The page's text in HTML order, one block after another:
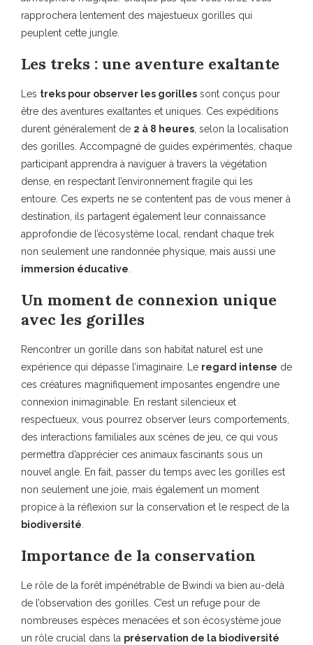
rapprochera lentement des majestueux gorilles qui
peuplent cette jungle.
Les treks : une aventure exaltante
Les treks pour observer les gorilles sont conçus pour
être des aventures exaltantes et uniques. Ces expéditions
durent généralement de 2 à 8 heures, selon la localisation
des gorilles. Accompagné de guides expérimentés, chaque
participant apprendra à naviguer à travers la végétation
dense, en respectant l’environnement fragile qui les
entoure. Ces experts ne se contentent pas de vous mener à
destination, ils partagent également leur connaissance
approfondie de l’écosystème local, rendant chaque trek
non seulement une randonnée physique, mais aussi une
immersion éducative.
Un moment de connexion unique
avec les gorilles
Rencontrer un gorille dans son habitat naturel est une
expérience qui dépasse l’imaginaire. Le regard intense de
ces créatures magnifiquement imposantes engendre une
connexion inimaginable. En restant silencieux et
respectueux, vous pourrez observer leurs comportements,
des interactions familiales aux scènes de jeu, ce qui vous
permettra d’apprécier ces animaux fascinants sous un
nouvel angle. En fait, passer du temps avec les gorilles est
non seulement une joie, mais également un moment
propice à la réflexion sur la conservation et le respect de la
biodiversité.
Importance de la conservation
Le rôle de la forêt impénétrable de Bwindi va bien au-delà
de l’observation des gorilles. C’est un refuge pour de
nombreuses espèces menacées et son écosystème joue
un rôle crucial dans la préservation de la biodiversité